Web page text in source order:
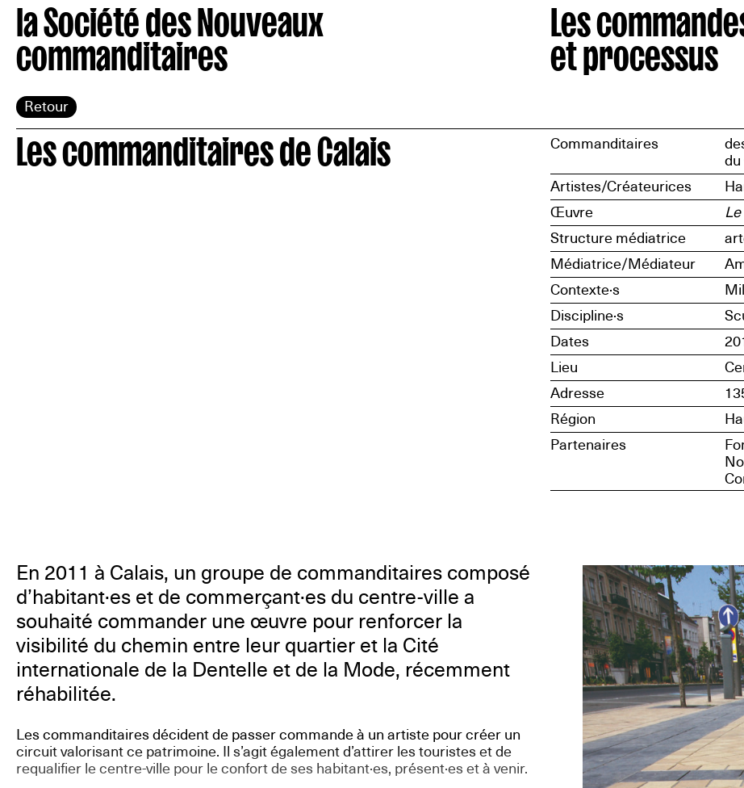
la Société des Nouveaux
commanditaires
Retour
Les
et processus
Les commanditaires de Calais Commanditaires
du
Artistes/Créateurices
Œuvre
Structure médiatrice
Médiatrice/Médiateur
Contexte·s
Discipline·s
Dates
Lieu
Adresse
Région
Partenaires
En 2011 à Calais, un groupe de commanditaires composé
d’habitant·es et de commerçant·es du centre-ville a
souhaité commander une œuvre pour renforcer la
visibilité du chemin entre leur quartier et la Cité
internationale de la Dentelle et de la Mode, récemment
réhabilitée.
Les commanditaires décident de passer commande à un artiste pour créer un
circuit valorisant ce patrimoine. Il s’agit également d’attirer les touristes et de
requalifier le centre-ville pour le confort de ses habitant·es, présent·es et à venir.